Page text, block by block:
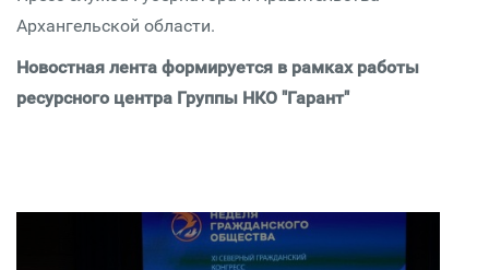
Архангельской области.
Новостная лента формируется в рамках работы
ресурсного центра Группы НКО "Гарант"